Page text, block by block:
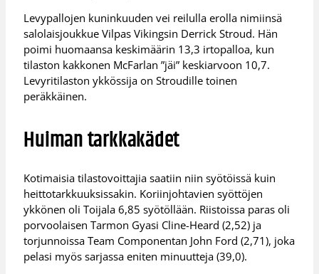
Levypallojen kuninkuuden vei reilulla erolla nimiinsä
salolaisjoukkue Vilpas Vikingsin Derrick Stroud. Hän
poimi huomaansa keskimäärin 13,3 irtopalloa, kun
tilaston kakkonen McFarlan ”jäi” keskiarvoon 10,7.
Levyritilaston ykkössija on Stroudille toinen
peräkkäinen.
Huiman tarkkakädet
Kotimaisia tilastovoittajia saatiin niin syötöissä kuin
heittotarkkuuksissakin. Koriinjohtavien syöttöjen
ykkönen oli Toijala 6,85 syötöllään. Riistoissa paras oli
porvoolaisen Tarmon Gyasi Cline-Heard (2,52) ja
torjunnoissa Team Componentan John Ford (2,71), joka
pelasi myös sarjassa eniten minuutteja (39,0).